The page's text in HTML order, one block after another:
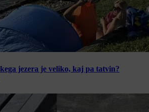
jezera je veliko, kaj pa tatvin?